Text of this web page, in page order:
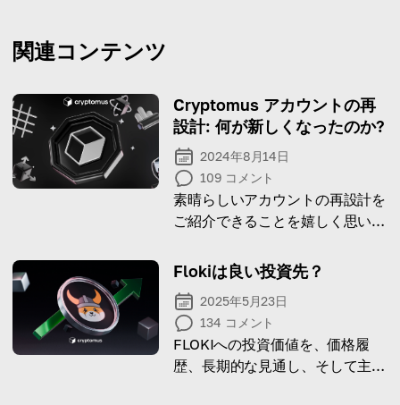
関連コンテンツ
Cryptomus アカウントの再
設計: 何が新しくなったのか?
2024年8月14日
109 コメント
素晴らしいアカウントの再設計を
ご紹介できることを嬉しく思いま
認してみましょう。
Flokiは良い投資先？
2025年5月23日
134 コメント
FLOKIへの投資価値を、価格履
歴、長期的な見通し、そして主な